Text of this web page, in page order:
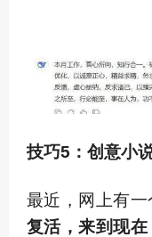
技巧5：创意小
最近，网上有
复活，来到现